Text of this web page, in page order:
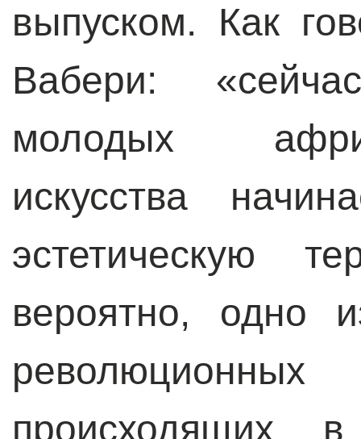
выпуском. Как
Вабери:
молодых
искусства
эстетическую
вероятно, одно
происходящих